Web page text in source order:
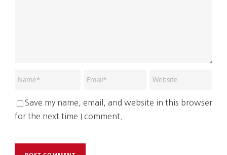
Save my name, email, and website in this browser
for the next time I comment.